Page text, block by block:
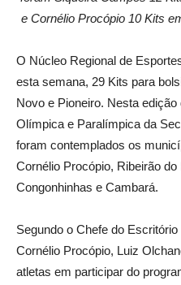
e Cornélio Procópio 10 Kits
O Núcleo Regional de
esta semana, 29 Kits para
Novo e Pioneiro. Nesta
Olímpica e Paralímpica da
foram contemplados os
Cornélio Procópio, Ribeirão
Congonhinhas e Cambará.
Segundo o Chefe do
Cornélio Procópio, Luiz
atletas em participar do